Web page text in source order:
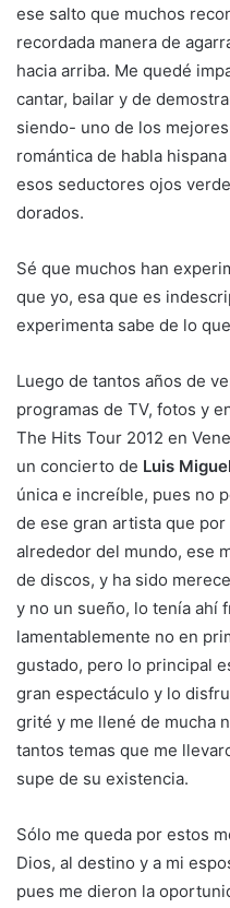
ese salto que muchos
recordada manera de
hacia arriba. Me quedé
cantar, bailar y de
siendo- uno de los
romántica de habla
esos seductores ojos
dorados.
Sé que muchos han
que yo, esa que es
experimenta sabe de lo
Luego de tantos años de
programas de TV, fotos y
The Hits Tour 2012 en
un concierto de Luis Miguel
única e increíble, pues no
de ese gran artista que
alrededor del mundo, ese
de discos, y ha sido
y no un sueño, lo tenía ahí
lamentablemente no en
gustado, pero lo principal
gran espectáculo y lo
grité y me llené de mucha
tantos temas que me
supe de su existencia.
Sólo me queda por estos
Dios, al destino y a mi
pues me dieron la